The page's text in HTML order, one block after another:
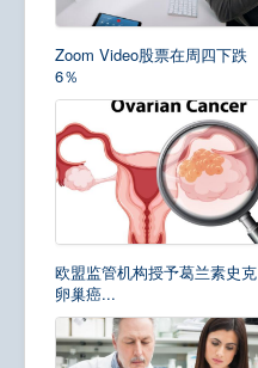
Zoom Video股票在周四下跌
6％
欧盟监管机构授予葛兰素史克
卵巢癌...